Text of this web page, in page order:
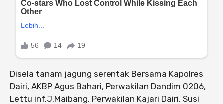
Disela tanam jagung serentak Bersama Kapolres
Dairi, AKBP Agus Bahari, Perwakilan Dandim 0206,
Lettu inf.J.Maibang, Perwakilan Kajari Dairi, Susi